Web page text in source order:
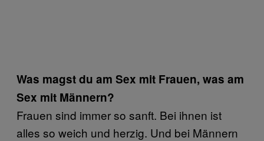
Was magst du am Sex mit Frauen, was am
Sex mit Männern?
Frauen sind immer so sanft. Bei ihnen ist
alles so weich und herzig. Und bei Männern